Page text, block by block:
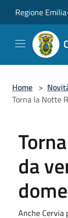
Regione
Home >
Torna la Notte
da
Anche Cervia